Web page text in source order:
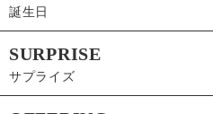
誕生日
SURPRISE
サプライズ